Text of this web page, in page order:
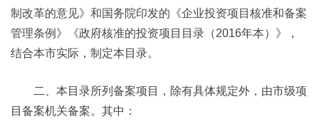
制改革的意见》和国务院印发的《企业投资项目核准和备案
管理条例》《政府核准的投资项目目录（2016年本）》，
结合本市实际，制定本目录。
二、本目录所列备案项目，除有具体规定外，由市级项
目备案机关备案。其中：